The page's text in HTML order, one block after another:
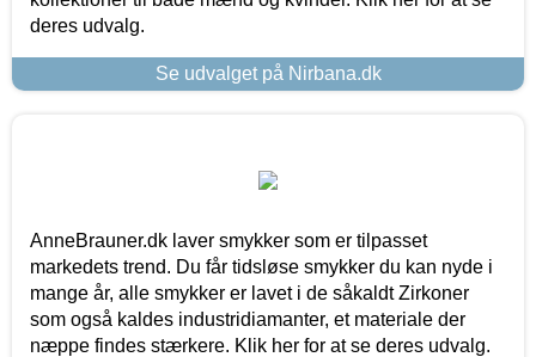
deres udvalg.
Se udvalget på Nirbana.dk
AnneBrauner.dk laver smykker som er tilpasset
markedets trend. Du får tidsløse smykker du kan nyde i
mange år, alle smykker er lavet i de såkaldt Zirkoner
som også kaldes industridiamanter, et materiale der
næppe findes stærkere. Klik her for at se deres udvalg.